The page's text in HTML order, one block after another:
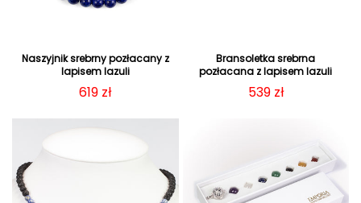
Naszyjnik srebrny pozłacany z
lapisem lazuli
Cena regularna
619 zł
Bransoletka srebrna
pozłacana z lapisem lazuli
Cena regularna
539 zł